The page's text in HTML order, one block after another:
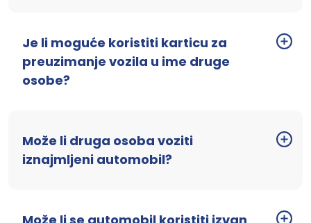
Je li moguće koristiti karticu za
preuzimanje vozila u ime druge
osobe?
Može li druga osoba voziti
iznajmljeni automobil?